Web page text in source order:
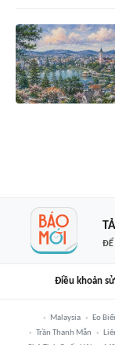
ĐỂ
Điều khoản
Malaysia Eo
Trần Thanh Mẫn